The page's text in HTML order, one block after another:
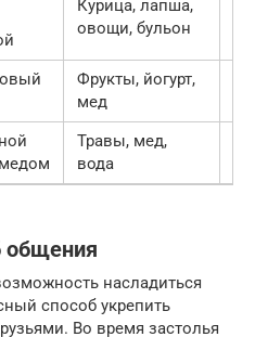
Курица, лапша,
овощи, бульон
Фрукты, йогурт,
мед
Травы, мед,
вода
общения
насладиться
способ укрепить
Во время застолья